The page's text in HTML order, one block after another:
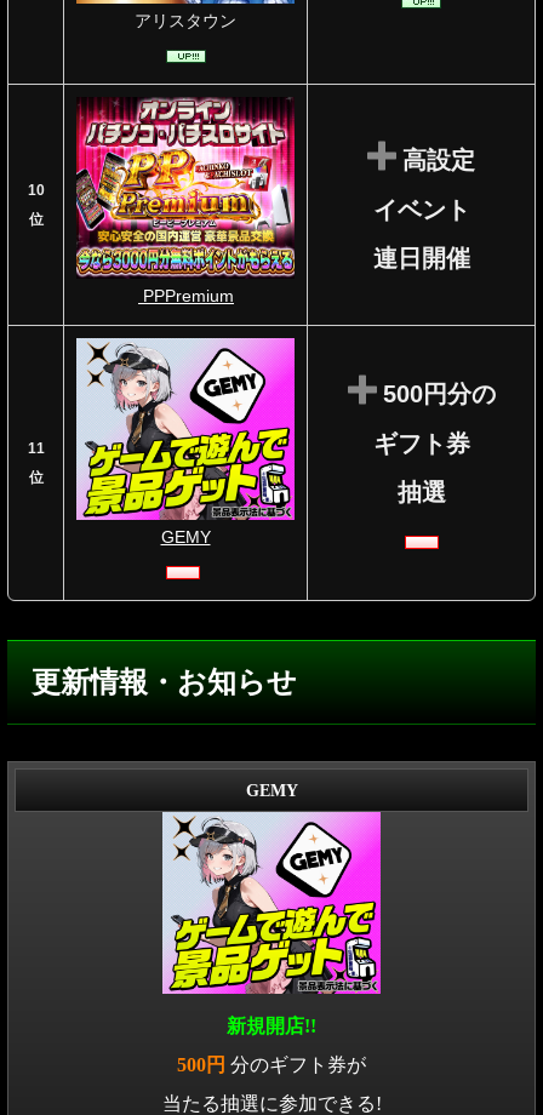
アリスタウン
10
位
PPPremium
高設定
イベント
連日開催
11
位
GEMY
500円分の
ギフト券
抽選
更新情報・お知らせ
GEMY
新規開店!!
500円 分のギフト券が
当たる抽選に参加できる!